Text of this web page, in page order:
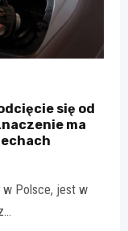
się od
ma
w Polsce, jest w